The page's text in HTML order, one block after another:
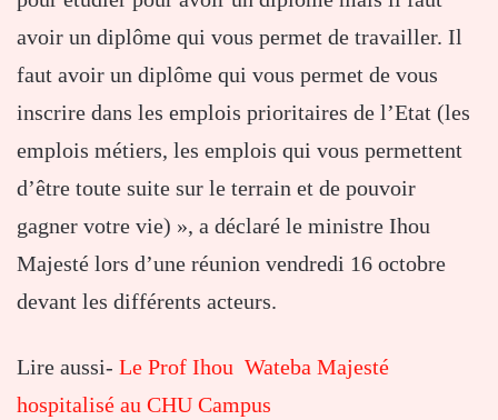
avoir un diplôme qui vous permet de travailler. Il
faut avoir un diplôme qui vous permet de vous
inscrire dans les emplois prioritaires de l’Etat (les
emplois métiers, les emplois qui vous permettent
d’être toute suite sur le terrain et de pouvoir
gagner votre vie) », a déclaré le ministre Ihou
Majesté lors d’une réunion vendredi 16 octobre
devant les différents acteurs.
Lire aussi- Le Prof Ihou Wateba Majesté
hospitalisé au CHU Campus